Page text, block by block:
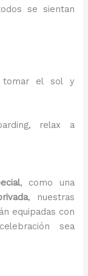
se sientan
tomar el sol y
relax a
, como una
, nuestras
equipadas con
sea